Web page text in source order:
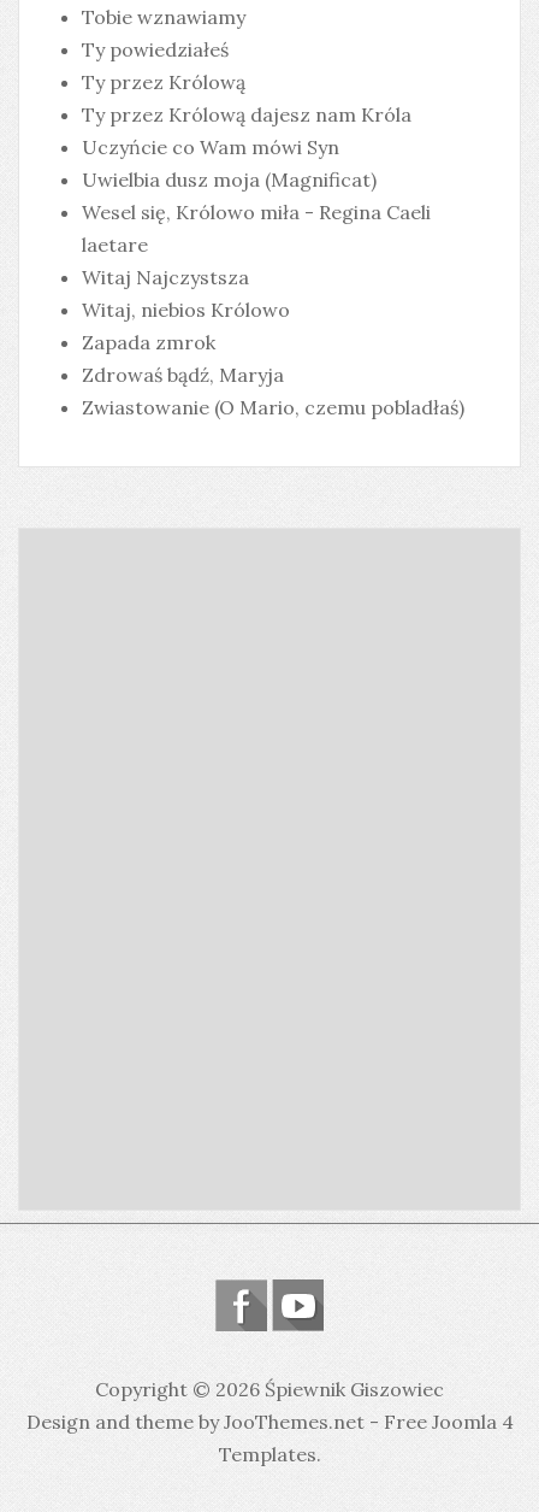
Tobie wznawiamy
Ty powiedziałeś
Ty przez Królową
Ty przez Królową dajesz nam Króla
Uczyńcie co Wam mówi Syn
Uwielbia dusz moja (Magnificat)
Wesel się, Królowo miła - Regina Caeli
laetare
Witaj Najczystsza
Witaj, niebios Królowo
Zapada zmrok
Zdrowaś bądź, Maryja
Zwiastowanie (O Mario, czemu pobladłaś)
Copyright © 2026 Śpiewnik Giszowiec
Design and theme by JooThemes.net - Free Joomla 4
Templates.